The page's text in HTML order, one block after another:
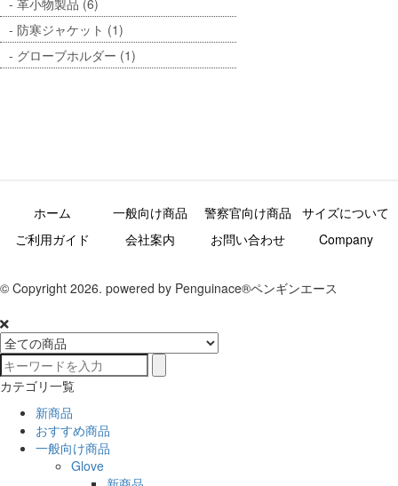
防寒ジャケット (1)
グローブホルダー (1)
ホーム 一般向け商品 警察官向け商品
サイズについて
ご利用ガイド
会社案内 お問い合わせ Company
© Copyright 2026. powered by Penguinace®ペンギンエース
カテゴリ一覧
新商品
おすすめ商品
一般向け商品
Glove